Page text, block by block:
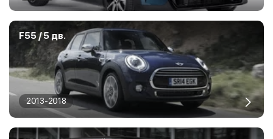
F55 / 5 дв.
2013-2018